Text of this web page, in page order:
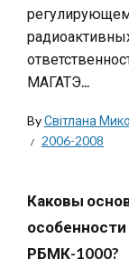
МАГАТЭ...
ByСвітлана
2006-2008
Каковы
РБМК-1000?